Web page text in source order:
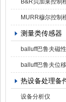
B&R贝加莱控制
MURR穆尔控制
测量类传感器
balluff巴鲁夫磁
balluff巴鲁夫位
热设备处理备
设备分析仪